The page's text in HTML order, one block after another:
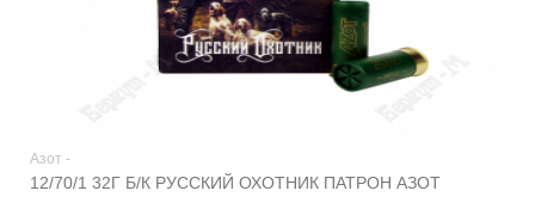
Азот -
12/70/1 32Г Б/К РУССКИЙ ОХОТНИК ПАТРОН АЗОТ